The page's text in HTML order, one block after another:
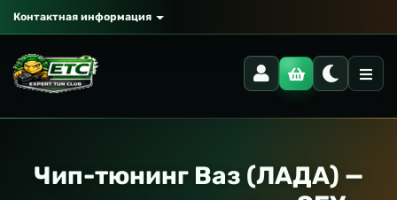
Контактная информация
Чип-тюнинг Ваз (ЛАДА) —